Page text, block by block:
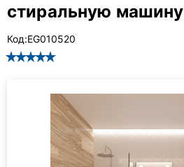
стиральную машину
Код:EG010520